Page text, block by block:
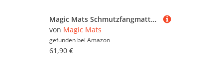
Magic Mats Schmutzfangmatte Türmatte Bern Farbe Rot ca. 120 x 200 cm
von Magic Mats
gefunden bei Amazon
61,90 €